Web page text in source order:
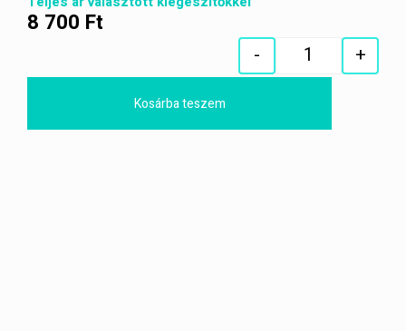
8 700 Ft
Quantity
- +
Kosárba teszem